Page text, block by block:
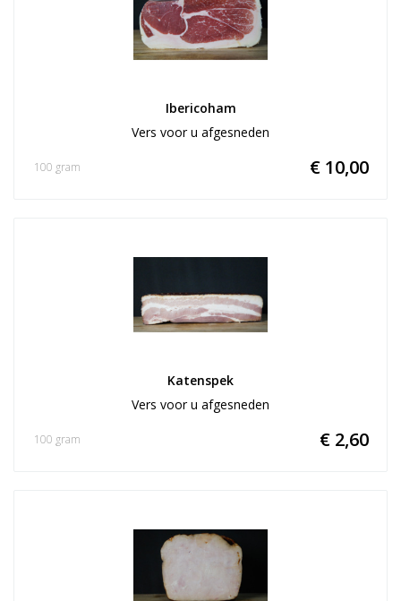
Ibericoham
Vers voor u afgesneden
€ 10,00
100 gram
Katenspek
Vers voor u afgesneden
€ 2,60
100 gram